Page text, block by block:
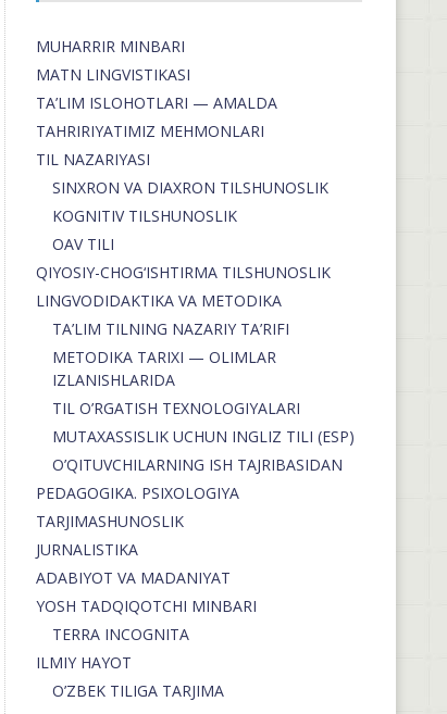
MUHARRIR MINBARI
MATN LINGVISTIKASI
TA’LIM ISLOHOTLARI — AMALDA
TAHRIRIYATIMIZ MEHMONLARI
TIL NAZARIYASI
SINXRON VA DIAXRON TILSHUNOSLIK
KOGNITIV TILSHUNOSLIK
OAV TILI
QIYOSIY-CHOG‘ISHTIRMA TILSHUNOSLIK
LINGVODIDAKTIKA VA METODIKA
TA’LIM TILNING NAZARIY TA’RIFI
METODIKA TARIXI — OLIMLAR
IZLANISHLARIDA
TIL O’RGATISH TEXNOLOGIYALARI
MUTAXASSISLIK UCHUN INGLIZ TILI (ESP)
O’QITUVCHILARNING ISH TAJRIBASIDAN
PEDAGOGIKA. PSIXOLOGIYA
TARJIMASHUNOSLIK
JURNALISTIKA
ADABIYOT VA MADANIYAT
YOSH TADQIQOTCHI MINBARI
TERRA INCOGNITA
ILMIY HAYOT
O’ZBEK TILIGA TARJIMA